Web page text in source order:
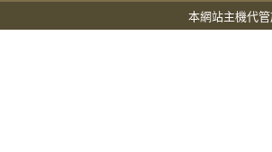
本網站主機代